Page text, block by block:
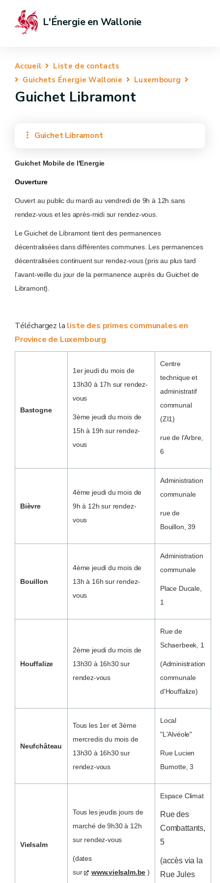
L'Énergie en Wallonie
Accueil
Liste de contacts
Guichets Énergie Wallonie
Luxembourg
Guichet Libramont
Guichet Libramont
Guichet Mobile de l'Energie
Ouverture
Ouvert au public du mardi au vendredi de 9h à 12h sans
rendez-vous et les après-midi sur rendez-vous.
Le Guichet de Libramont tient des permanences
décentralisées dans différentes communes. Les permanences
décentralisées continuent sur rendez-vous (pris au plus tard
l'avant-veille du jour de la permanence auprès du Guichet de
Libramont).
Téléchargez la liste des primes communales en
Province de Luxembourg
Bastogne
1er jeudi du mois de
13h30 à 17h sur rendez-
vous
3ème jeudi du mois de
15h à 19h sur rendez-
vous
Centre
technique et
administratif
communal
(ZI1)
rue de l'Arbre,
6
Bièvre
4ème jeudi du mois de
9h à 12h sur rendez-
vous
Administration
communale
rue de
Bouillon, 39
Bouillon
4ème jeudi du mois de
13h à 16h sur rendez-
vous
Administration
communale
Place Ducale,
1
Houffalize
2ème jeudi du mois de
13h30 à 16h30 sur
rendez-vous
Rue de
Schaerbeek, 1
(Administration
communale
d'Houffalize)
Neufchâteau
Tous les 1er et 3ème
mercredis du mois de
13h30 à 16h30 sur
rendez-vous
Local
"L'Alvéole"
Rue Lucien
Burnotte, 3
Vielsalm
Tous les jeudis jours de
marché de 9h30 à 12h
sur rendez-vous
(dates
sur
www.vielsalm.be )
Espace Climat
Rue des
Combattants,
5
(accès via la
Rue Jules